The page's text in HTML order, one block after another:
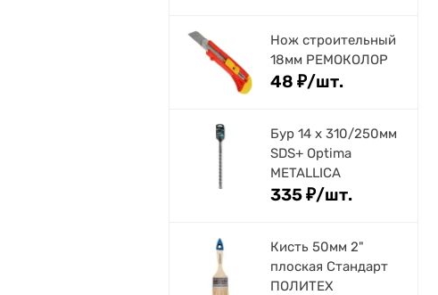
Нож строительный
18мм РЕМОКОЛОР
48 ₽/шт.
Бур 14 х 310/250мм
SDS+ Optima
METALLICA
335₽/шт.
Кисть 50мм 2"
плоская Стандарт
ПОЛИТЕХ